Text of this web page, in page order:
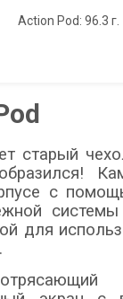
Action Pod: 96.3 г.
старый
с
для